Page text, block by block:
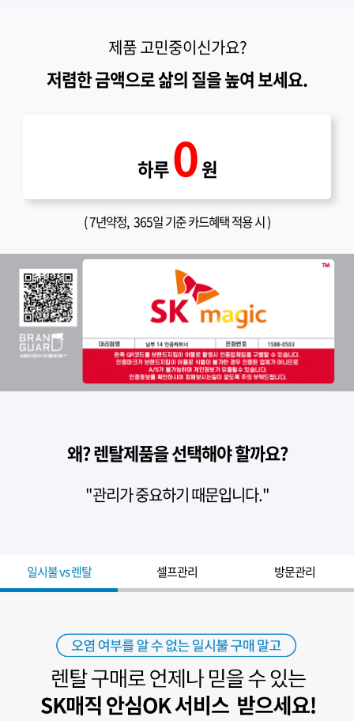
제품 고민중이신가요?
저렴한 금액으로 삶의 질을 높여 보세요.
하루0원
(7년약정, 365일 기준 카드혜택 적용 시 )
왜? 렌탈제품을 선택해야 할까요?
"관리가 중요하기 때문입니다."
일시불 vs 렌탈 셀프관리 방문관리